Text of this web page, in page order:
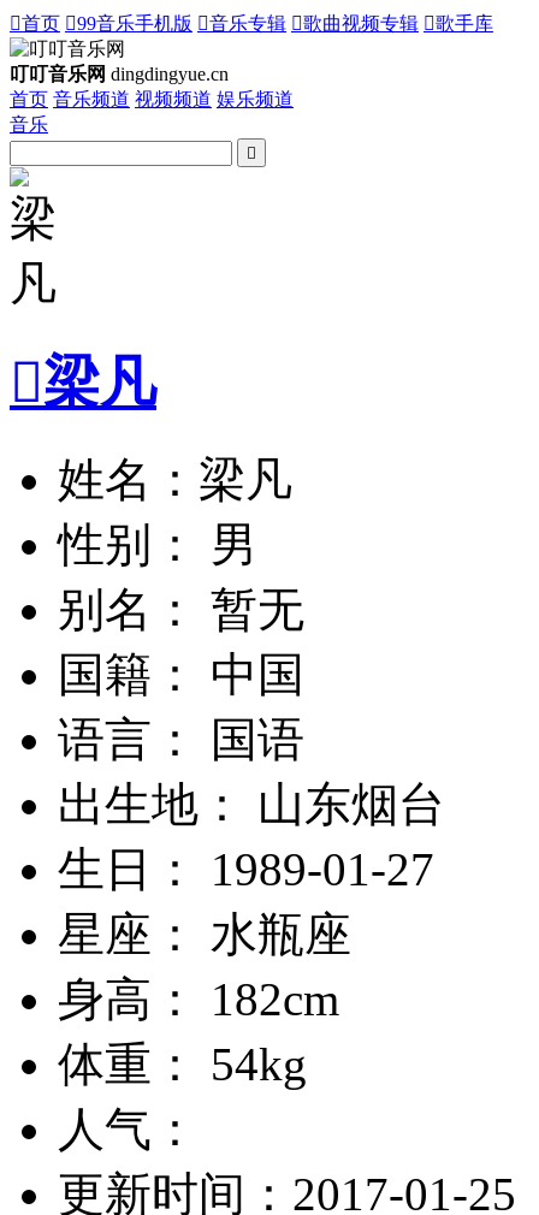
首页 99音乐手机版 音乐专辑 歌曲视频专辑 歌手库
叮叮音乐网 dingdingyue.cn
首页 音乐频道 视频频道 娱乐频道
音乐

梁凡
姓名：梁凡
性别： 男
别名： 暂无
国籍： 中国
语言： 国语
出生地： 山东烟台
生日： 1989-01-27
星座： 水瓶座
身高： 182cm
体重： 54kg
人气：
更新时间：2017-01-25